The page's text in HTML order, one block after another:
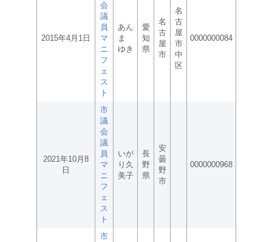
2015年4月1日
会
議
員
マ
ニ
フ
ェ
ス
ト
あん
ま
ゆき
愛
知
県
名
古
屋
市
名
古
屋
市
中
区
0000000084
2021年10月8
日
市
議
会
議
員
マ
ニ
フ
ェ
ス
ト
いが
り久
美子
長
野
県
安
曇
野
市
0000000968
市